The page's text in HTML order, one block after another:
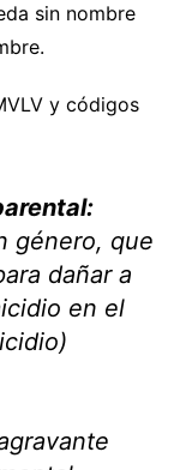
sin nombre
y códigos
género, que
dañar a
en el